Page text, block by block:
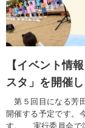
【イベント情
スタ」を開催し
第５回目になる芳
開催する予定です。
す。 実行委員会で